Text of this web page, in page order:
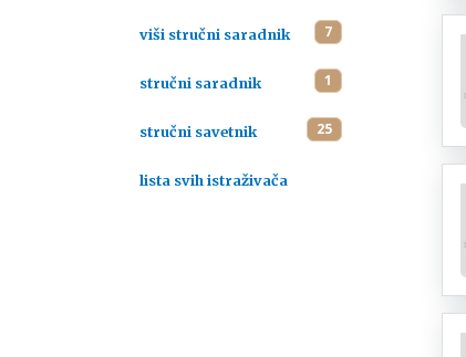
viši stručni saradnik 7
stručni saradnik 1
stručni savetnik 25
lista svih istraživača